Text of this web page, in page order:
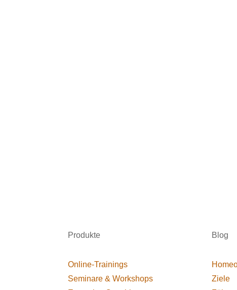
Produkte
Online-Trainings
Seminare & Workshops
Blog
Ziele